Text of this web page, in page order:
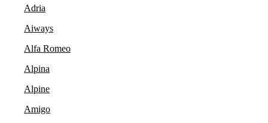
Adria
Aiways
Alfa Romeo
Alpina
Alpine
Amigo